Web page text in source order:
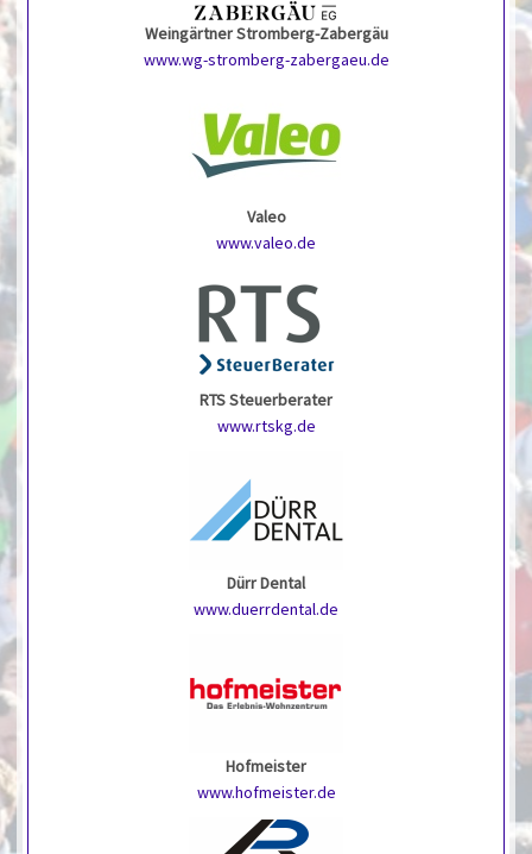
Weingärtner Stromberg-Zabergäu
www.wg-stromberg-zabergaeu.de
Valeo
www.valeo.de
RTS Steuerberater
www.rtskg.de
Dürr Dental
www.duerrdental.de
Hofmeister
www.hofmeister.de